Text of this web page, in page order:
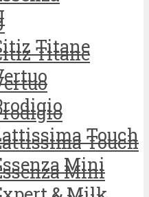
Titane
Touch
Mini
Titane
Touch
Mini